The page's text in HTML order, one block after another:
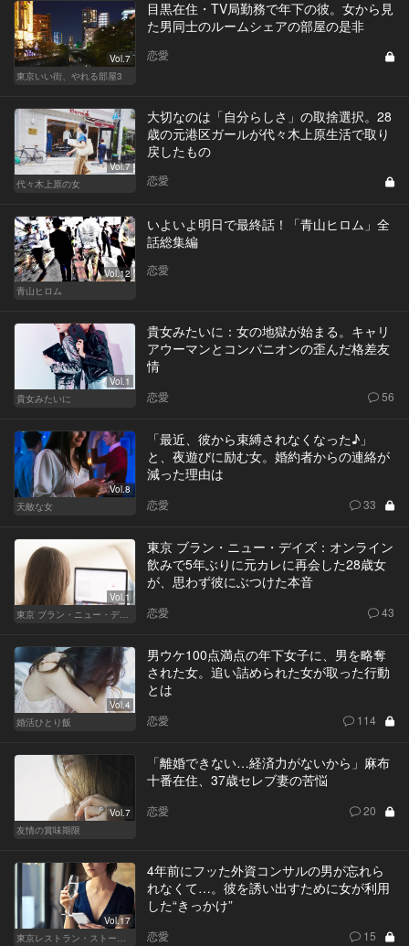
Vol.7
東京いい街、やれる部屋3
目黒在住・TV局勤務で年下の彼。女から見
た男同士のルームシェアの部屋の是非
恋愛
Vol.7
代々木上原の女
大切なのは「自分らしさ」の取捨選択。28
歳の元港区ガールが代々木上原生活で取り
戻したもの
恋愛
Vol.12
青山ヒロム
いよいよ明日で最終話！「青山ヒロム」全
話総集編
恋愛
Vol.1
貴女みたいに
貴女みたいに：女の地獄が始まる。キャリ
アウーマンとコンパニオンの歪んだ格差友
情
恋愛 56
Vol.8
天敵な女
「最近、彼から束縛されなくなった♪」
と、夜遊びに励む女。婚約者からの連絡が
減った理由は
恋愛 33
Vol.1
東京 ブラン・ニュー・デイズ
東京 ブラン・ニュー・デイズ：オンライン
飲みで5年ぶりに元カレに再会した28歳女
が、思わず彼にぶつけた本音
恋愛 43
Vol.4
婚活ひとり飯
男ウケ100点満点の年下女子に、男を略奪
された女。追い詰められた女が取った行動
とは
恋愛 114
Vol.7
友情の賞味期限
「離婚できない…経済力がないから」麻布
十番在住、37歳セレブ妻の苦悩
恋愛 20
Vol.17
東京レストラン・ストーリー
4年前にフッた外資コンサルの男が忘れら
れなくて…。彼を誘い出すために女が利用
した“きっかけ”
恋愛 15